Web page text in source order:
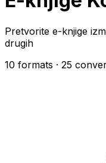
Pretvorite e-knjige
drugih
10 formats · 25